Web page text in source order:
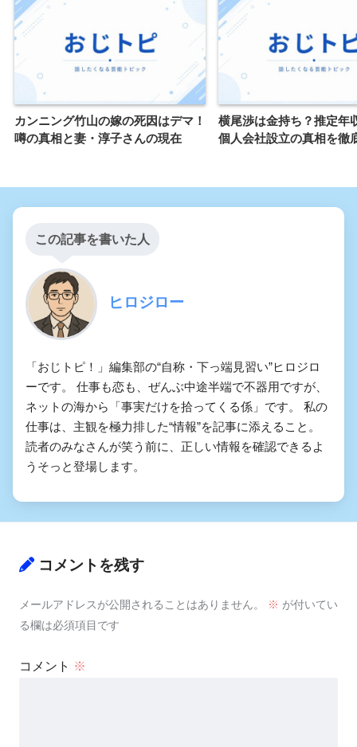
カンニング竹山の嫁の死因はデマ！
噂の真相と妻・淳子さんの現在
横尾渉は金持ち？推定年
個人会社設立の真相を徹
この記事を書いた人
ヒロジロー
「おじトピ！」編集部の“自称・下っ端見習い”ヒロジロ
ーです。 仕事も恋も、ぜんぶ中途半端で不器用ですが、
ネットの海から「事実だけを拾ってくる係」です。 私の
仕事は、主観を極力排した“情報”を記事に添えること。
読者のみなさんが笑う前に、正しい情報を確認できるよ
うそっと登場します。
コメントを残す
メールアドレスが公開されることはありません。 ※ が付いてい
る欄は必須項目です
コメント ※